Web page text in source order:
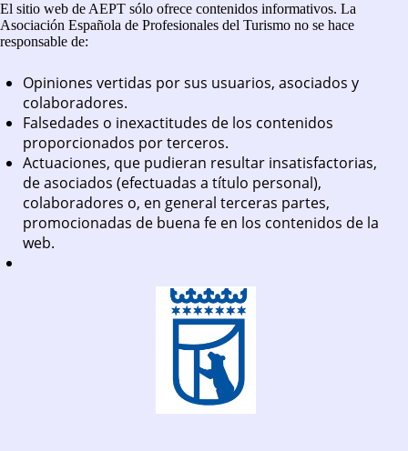
El sitio web de AEPT sólo ofrece contenidos informativos. La
Asociación Española de Profesionales del Turismo no se hace
responsable de:
Opiniones vertidas por sus usuarios, asociados y
colaboradores.
Falsedades o inexactitudes de los contenidos
proporcionados por terceros.
Actuaciones, que pudieran resultar insatisfactorias,
de asociados (efectuadas a título personal),
colaboradores o, en general terceras partes,
promocionadas de buena fe en los contenidos de la
web.